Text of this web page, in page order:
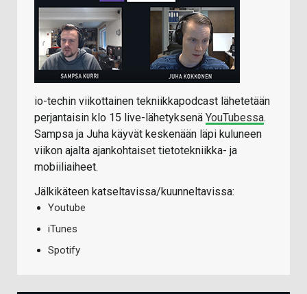
io-techin viikottainen tekniikkapodcast lähetetään
perjantaisin klo 15 live-lähetyksenä YouTubessa.
Sampsa ja Juha käyvät keskenään läpi kuluneen
viikon ajalta ajankohtaiset tietotekniikka- ja
mobiiliaiheet.
Jälkikäteen katseltavissa/kuunneltavissa:
Youtube
iTunes
Spotify